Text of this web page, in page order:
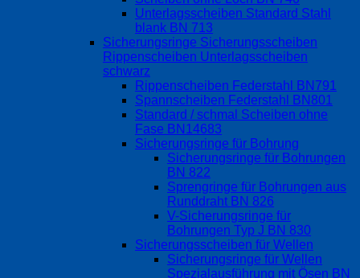
Unterlagsscheiben Standard Stahl
blank BN 713
Sicherungsringe Sicherungsscheiben
Rippenscheiben Unterlagsscheiben
schwarz
Rippenscheiben Federstahl BN791
Spannscheiben Federstahl BN801
Standard / schmal Scheiben ohne
Fase BN14683
Sicherungsringe für Bohrung
Sicherungsringe für Bohrungen
BN 822
Sprengringe für Bohrungen aus
Runddraht BN 826
V-Sicherungsringe für
Bohrungen Typ J BN 830
Sicherungsscheiben für Wellen
Sicherungsringe für Wellen
Spezialausführung mit Ösen BN